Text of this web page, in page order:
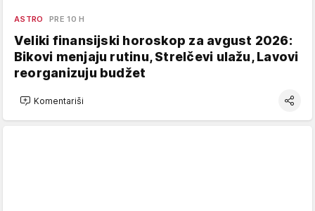
ASTRO PRE 10 H
Veliki finansijski horoskop za avgust 2026:
Bikovi menjaju rutinu, Strelčevi ulažu, Lavovi
reorganizuju budžet
Komentariši